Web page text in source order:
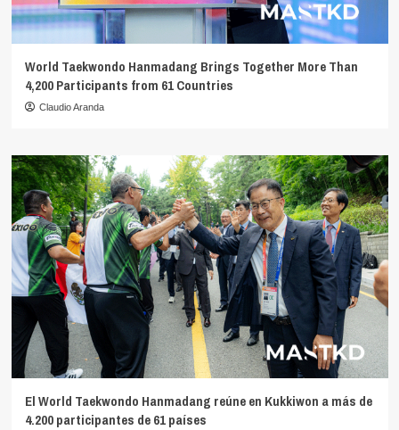
World Taekwondo Hanmadang Brings Together More Than
4,200 Participants from 61 Countries
Claudio Aranda
El World Taekwondo Hanmadang reúne en Kukkiwon a más de
4.200 participantes de 61 países